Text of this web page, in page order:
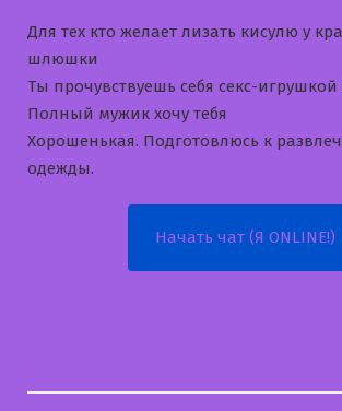
Для тех кто желает лизать кисулю у
шлюшки
Ты прочувствуешь себя секс-игрушкой
Полный мужик хочу тебя
Хорошенькая. Подготовлюсь к
одежды.
Начать чат (Я ONLINE!)